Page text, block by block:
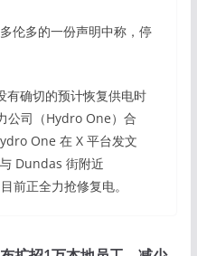
伦多的一份声明中称，停
确切的预计恢复供电时
公司（Hydro One）合
One 在 X 平台发文
Dundas 街附近
前正全力抢修复电。